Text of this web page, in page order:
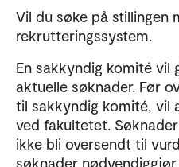
Vil du søke på stillingen
rekrutteringssystem.
En sakkyndig komité vil
aktuelle søknader. Før
til sakkyndig komité, vil
ved fakultetet.
ikke bli oversendt til
søknader